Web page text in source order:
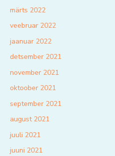
märts 2022
veebruar 2022
jaanuar 2022
detsember 2021
november 2021
oktoober 2021
september 2021
august 2021
juuli 2021
juuni 2021